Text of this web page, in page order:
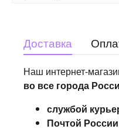
Доставка
Наш интернет-
во все города
службой
Почтой России